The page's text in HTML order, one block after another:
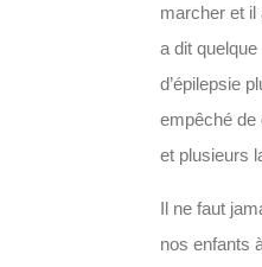
marcher et
a dit
d’épilepsie
empêché de
et plusieurs
Il ne faut
nos enfants